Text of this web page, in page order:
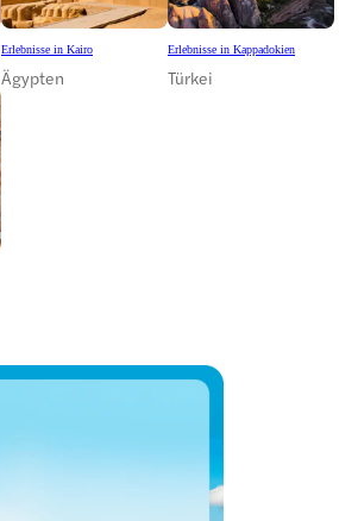
Erlebnisse in Kairo
Ägypten
Erlebnisse in Kappadokien
Türkei